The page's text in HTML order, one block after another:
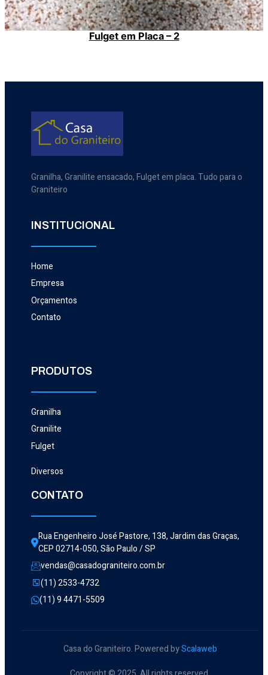
Fulget em Placa – 2
Granilha, Granilite ensacado, Fulget em placa. Tudo para o
Graniteiro
INSTITUCIONAL
Home
Empresa
Orçamentos
Contato
PRODUTOS
Granilha
Granilite
Fulget
Diversos
CONTATO
Rua Engenheiro José Pastore, 138, Jardim das Graças,
CEP 02714-050, São Paulo / SP
vendas@casadograniteiro.com.br
(11) 2533-4732
(11) 9 4471-5509
Casa do Graniteiro. Powered byScalaweb